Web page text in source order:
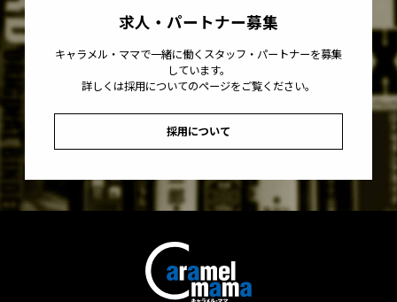
求人・パートナー募集
キャラメル・ママで一緒に働くスタッフ・パートナーを募集
しています。
詳しくは採用についてのページをご覧ください。
採用について